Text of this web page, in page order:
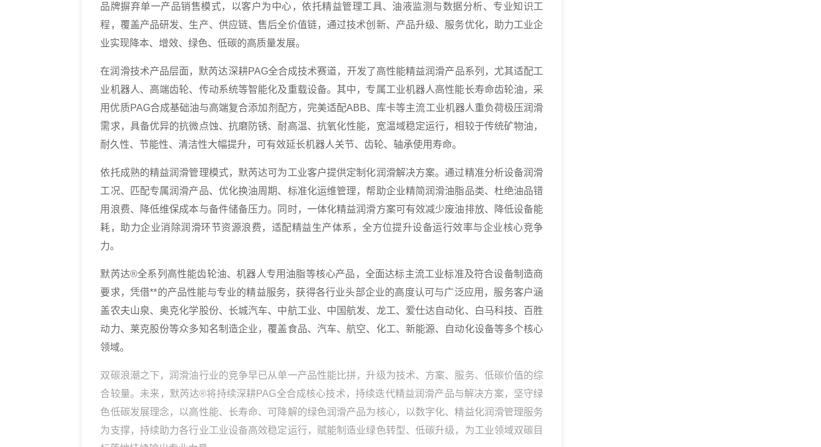
品牌摒弃单一产品销售模式，以客户为中心，依托精益管理工具、油液监测与数据分析、专业知识工
程，覆盖产品研发、生产、供应链、售后全价值链，通过技术创新、产品升级、服务优化，助力工业企
业实现降本、增效、绿色、低碳的高质量发展。
在润滑技术产品层面，默芮达深耕PAG全合成技术赛道，开发了高性能精益润滑产品系列，尤其适配工
业机器人、高端齿轮、传动系统等智能化及重载设备。其中，专属工业机器人高性能长寿命齿轮油，采
用优质PAG合成基础油与高端复合添加剂配方，完美适配ABB、库卡等主流工业机器人重负荷极压润滑
需求，具备优异的抗微点蚀、抗磨防锈、耐高温、抗氧化性能，宽温域稳定运行，相较于传统矿物油，
耐久性、节能性、清洁性大幅提升，可有效延长机器人关节、齿轮、轴承使用寿命。
依托成熟的精益润滑管理模式，默芮达可为工业客户提供定制化润滑解决方案。通过精准分析设备润滑
工况、匹配专属润滑产品、优化换油周期、标准化运维管理，帮助企业精简润滑油脂品类、杜绝油品错
用浪费、降低维保成本与备件储备压力。同时，一体化精益润滑方案可有效减少废油排放、降低设备能
耗，助力企业消除润滑环节资源浪费，适配精益生产体系，全方位提升设备运行效率与企业核心竞争
力。
默芮达®全系列高性能齿轮油、机器人专用油脂等核心产品，全面达标主流工业标准及符合设备制造商
要求，凭借**的产品性能与专业的精益服务，获得各行业头部企业的高度认可与广泛应用，服务客户涵
盖农夫山泉、奥克化学股份、长城汽车、中航工业、中国航发、龙工、爱仕达自动化、白马科技、百胜
动力、莱克股份等众多知名制造企业，覆盖食品、汽车、航空、化工、新能源、自动化设备等多个核心
领域。
双碳浪潮之下，润滑油行业的竞争早已从单一产品性能比拼，升级为技术、方案、服务、低碳价值的综
合较量。未来，默芮达®将持续深耕PAG全合成核心技术，持续迭代精益润滑产品与解决方案，坚守绿
色低碳发展理念，以高性能、长寿命、可降解的绿色润滑产品为核心，以数字化、精益化润滑管理服务
为支撑，持续助力各行业工业设备高效稳定运行，赋能制造业绿色转型、低碳升级，为工业领域双碳目